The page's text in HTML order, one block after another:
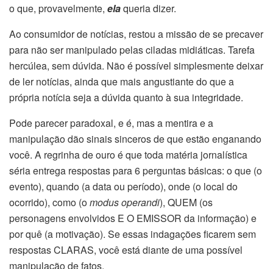
o que, provavelmente, elaqueria dizer.
Ao consumidor de notícias, restou a missão de se precaver
para não ser manipulado pelas ciladas midiáticas. Tarefa
hercúlea, sem dúvida. Não é possível simplesmente deixar
de ler notícias, ainda que mais angustiante do que a
própria notícia seja a dúvida quanto à sua integridade.
Pode parecer paradoxal, e é, mas a mentira e a
manipulação dão sinais sinceros de que estão enganando
você. A regrinha de ouro é que toda matéria jornalística
séria entrega respostas para 6 perguntas básicas: o que (o
evento), quando (a data ou período), onde (o local do
ocorrido), como (omodus operandi), QUEM (os
personagens envolvidos E O EMISSOR da informação) e
por quê (a motivação). Se essas indagações ficarem sem
respostas CLARAS, você está diante de uma possível
manipulação de fatos.